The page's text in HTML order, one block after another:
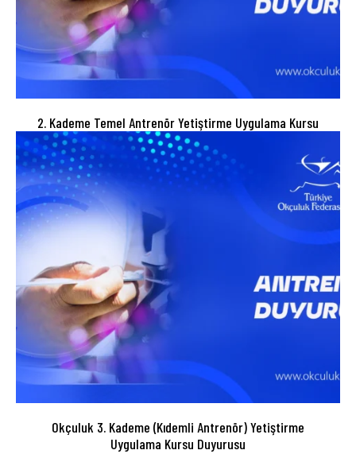
2. Kademe Temel Antrenör Yetiştirme Uygulama Kursu
Okçuluk 3. Kademe (Kıdemli Antrenör) Yetiştirme
Uygulama Kursu Duyurusu